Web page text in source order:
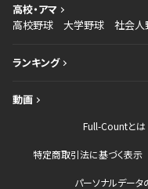
高校・アマ
高校野球
大学野球 社会人
ランキング
動画
Full-Countとは
特定商取引法に基づく表示
パーソナルデー